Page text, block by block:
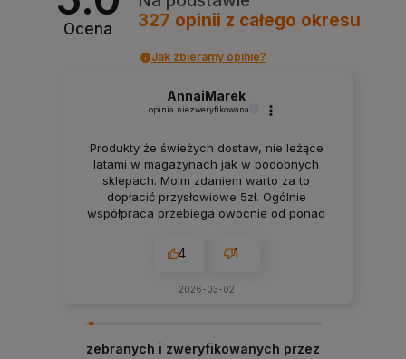
Ocena
327 opinii z całego okresu
Jak zbieramy opinie?
AnnaiMarek
opinia niezweryfikowana
Produkty że świeżych dostaw, nie leżące
latami w magazynach jak w podobnych
sklepach. Moim zdaniem warto za to
dopłacić przysłowiowe 5zł. Ogólnie
współpraca przebiega owocnie od ponad
zawsze można liczyć na szybką pomoc czy
konsultacje i rzeczową rade. Polecam z
4 1
2026-03-02
zebranych i zweryfikowanych przez